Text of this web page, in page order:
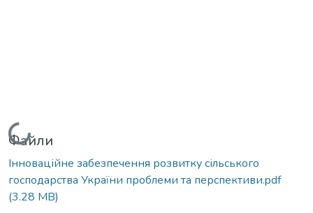
Вантажиться...
Файли
Інноваційне забезпечення розвитку сільського
господарства України проблеми та перспективи.pdf
(3.28 MB)